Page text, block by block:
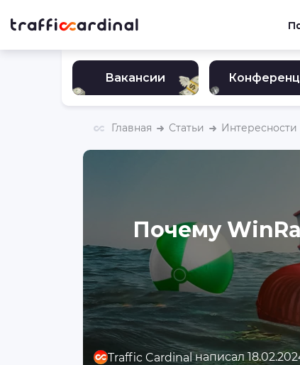
Вакансии
Главная Статьи Интересности
Почему
Traffic Cardinalнаписал